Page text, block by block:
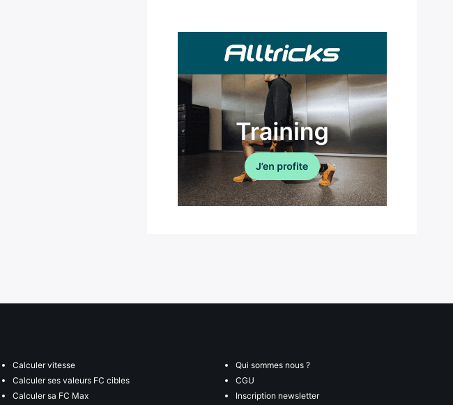
Calculer vitesse
Calculer ses valeurs FC cibles
Calculer sa FC Max
Qui sommes nous ?
CGU
Inscription newsletter